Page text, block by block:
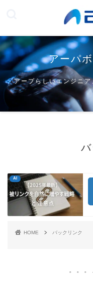
アーパ
アープらしいエンジニ
AI
HOME バックリンク